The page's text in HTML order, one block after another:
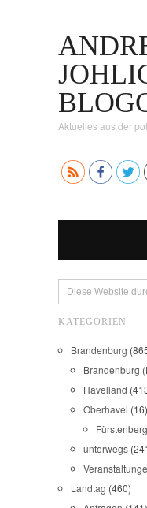
Aktuelles aus der
KATEGORIEN
Brandenburg
Brandenburg
Havelland
Oberhavel (16)
Fürstenberg
unterwegs
Landtag (460)